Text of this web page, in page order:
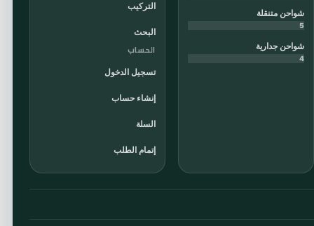
شواحن متنقلة
5
شواحن جدارية
4
التركيب
البحث
الحساب
تسجيل الدخول
إنشاء حساب
السلة
إتمام الطلب